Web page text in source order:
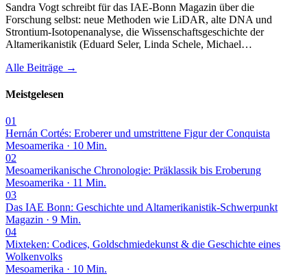
Sandra Vogt schreibt für das IAE-Bonn Magazin über die
Forschung selbst: neue Methoden wie LiDAR, alte DNA und
Strontium-Isotopenanalyse, die Wissenschaftsgeschichte der
Altamerikanistik (Eduard Seler, Linda Schele, Michael…
Alle Beiträge →
Meistgelesen
01
Hernán Cortés: Eroberer und umstrittene Figur der Conquista
Mesoamerika · 10 Min.
02
Mesoamerikanische Chronologie: Präklassik bis Eroberung
Mesoamerika · 11 Min.
03
Das IAE Bonn: Geschichte und Altamerikanistik-Schwerpunkt
Magazin · 9 Min.
04
Mixteken: Codices, Goldschmiedekunst & die Geschichte eines
Wolkenvolks
Mesoamerika · 10 Min.